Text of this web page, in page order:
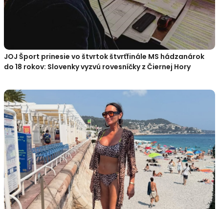
JOJ Šport prinesie vo štvrtok štvrťfinále MS hádzanárok
do 18 rokov: Slovenky vyzvú rovesníčky z Čiernej Hory